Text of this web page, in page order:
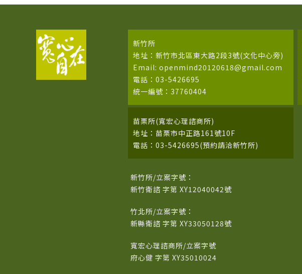
新竹所
地址：新竹市北區東大路2段3號(文化中心旁)
Email: openmind20120618@gmail.com
電話：03-5426695
統一編號：37760404
苗栗所(寬宏心理諮商所)
地址：苗栗市中正路161號10F
電話：03-5426695(預約請洽新竹所)
新竹所/立案字號：
新竹衛諮 字第 XY12040042號
竹北所/立案字號：
新縣衛諮 字第 XY33050128號
寬宏心理諮商所/立案字號
府心健 字第 XY35010024